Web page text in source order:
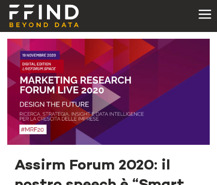
Assirm Forum 2020: il